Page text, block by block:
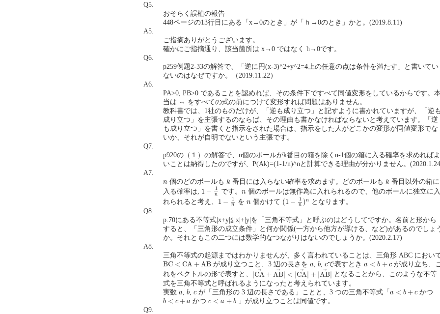
Q5.
おそらく誤植の報告
448ページの13行目にある「x→0のとき」が「ｈ→0のとき」かと。(2019.8.11)
A5.
ご指摘ありがとうございます。
確かにご指摘通り、該当箇所は x→0 ではなく h→0です。
Q6.
p259例題2-33の解答で、「逆に円(x-3)^2+y^2=4上の任意の点は条件を満たす」と書いてい
ないのはなぜですか。（2019.11.22）
A6.
PA>0, PB>0 であることを認めれば、その条件下ですべて同値変形をしているからです。本
当は ⇔ をすべての式の前につけて変形すれば問題はありません。
教科書では、1社のものだけが、「逆も成り立つ」と記すように書かれていますが、「逆も
成り立つ」を主張するのならば、その理由も書かなければならないと考えています。「逆
も成り立つ」を書くと指示をされた場合は、指示をした人がどこかの変形が同値変形でな
いか、それが自明でないという主張です。
Q7.
p920の（１）の解答で、n個のボールがk番目の箱を除くn-1個の箱に入る確率を求めればよ
いことは納得したのですが、P(Ak)=(1-1/n)^nと計算できる理由が分かりません。
A7.
n
n 個のどのボールも k
k 番目には入らない確率を求めます。どのボールも k
k 番目以外の箱に
入る確率は, 1 − 1
n
1 n
です。 n
n個のボールは無作為に入れられるので、他のボールに独立に入
れられると考え、 1 − 1
n
1 n
を n
n個かけて (1 − 1
n )n
(1 −1n) n
となります。
Q8.
p.70にある不等式|x+y|≦|x|+|y|を「三角不等式」と呼ぶのはどうしてですか。名前と形から
すると、「三角形の成立条件」と何か関係(一方から他方が導ける、など)があるのでしょ
か。それともこの二つには数学的なつながりはないのでしょうか。(2020.2.17)
A8.
三角不等式の起源まではわかりませんが、多く言われていることは、三角形 ABC におい
BC < CA +AB
BC< C A+A B が成り立つこと、3 辺の長さをa
a,b
b,c
cで表すときa < b + c
a< b+c
が成り立ち、こ
れをベクトルの形で表すと、
→
CA + →
AB < | →
CA + →
AB|
|CA +AB→<|CA→ |+|AB →|
となることから、このような不等
式を三角不等式と呼ばれるようになったと考えられています。
実数 a
a b
b c
c が「三角形の 3 辺の長さである」ことと、3 つの三角不等式「a < b + c
a< b+c かつ
b < c + a
b c +a かつc < a + b
c a +b
」が成り立つことは同値です。
Q9.